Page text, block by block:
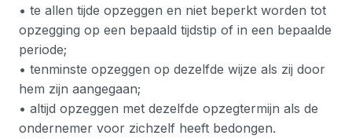
• te allen tijde opzeggen en niet beperkt worden tot
opzegging op een bepaald tijdstip of in een bepaalde
periode;
• tenminste opzeggen op dezelfde wijze als zij door
hem zijn aangegaan;
• altijd opzeggen met dezelfde opzegtermijn als de
ondernemer voor zichzelf heeft bedongen.